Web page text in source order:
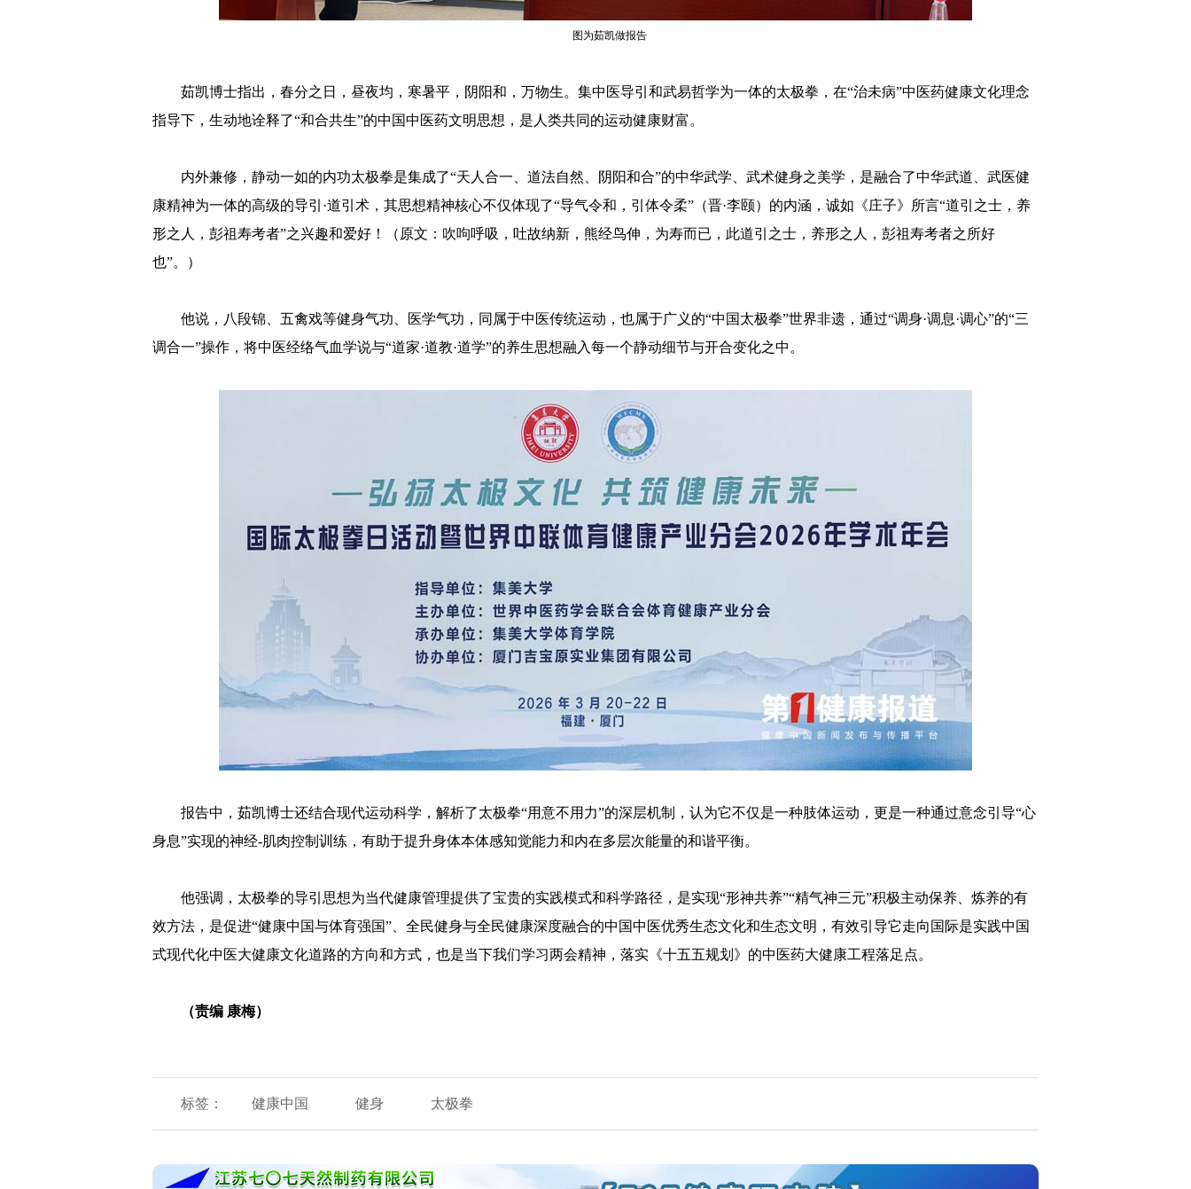
图为茹凯做报告
茹凯博士指出，春分之日，昼夜均，寒暑平，阴阳和，万物生。集中医导引和武易哲学为一体的太极拳，在“治未病”中医药健康文化理念
指导下，生动地诠释了“和合共生”的中国中医药文明思想，是人类共同的运动健康财富。
内外兼修，静动一如的内功太极拳是集成了“天人合一、道法自然、阴阳和合”的中华武学、武术健身之美学，是融合了中华武道、武医健
康精神为一体的高级的导引·道引术，其思想精神核心不仅体现了“导气令和，引体令柔”（晋·李颐）的内涵，诚如《庄子》所言“道引之士，养
形之人，彭祖寿考者”之兴趣和爱好！（原文：吹呴呼吸，吐故纳新，熊经鸟伸，为寿而已，此道引之士，养形之人，彭祖寿考者之所好
也”。）
他说，八段锦、五禽戏等健身气功、医学气功，同属于中医传统运动，也属于广义的“中国太极拳”世界非遗，通过“调身·调息·调心”的“三
调合一”操作，将中医经络气血学说与“道家·道教·道学”的养生思想融入每一个静动细节与开合变化之中。
报告中，茹凯博士还结合现代运动科学，解析了太极拳“用意不用力”的深层机制，认为它不仅是一种肢体运动，更是一种通过意念引导“心
身息”实现的神经-肌肉控制训练，有助于提升身体本体感知觉能力和内在多层次能量的和谐平衡。
他强调，太极拳的导引思想为当代健康管理提供了宝贵的实践模式和科学路径，是实现“形神共养”“精气神三元”积极主动保养、炼养的有
效方法，是促进“健康中国与体育强国”、全民健身与全民健康深度融合的中国中医优秀生态文化和生态文明，有效引导它走向国际是实践中国
式现代化中医大健康文化道路的方向和方式，也是当下我们学习两会精神，落实《十五五规划》的中医药大健康工程落足点。
（责编 康梅）
标签： 健康中国 健身 太极拳